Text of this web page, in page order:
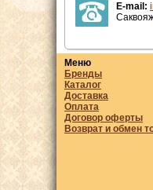
E-mail:
Меню
Бренды
Каталог
Доставка
Оплата
Договор оферты
Возврат и обмен